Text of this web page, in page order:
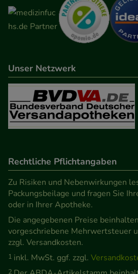
Unser Netzwerk
Rechtliche Pflichtangaben
Zu Risiken und Nebenwirkungen
Packungsbeilage und fragen Sie
oder in Ihrer Apotheke.
Die angegebenen Preise
vorgeschriebene Mehrwertsteuer
zzgl. Versandkosten.
1 inkl. MwSt. ggf. zzgl.
2